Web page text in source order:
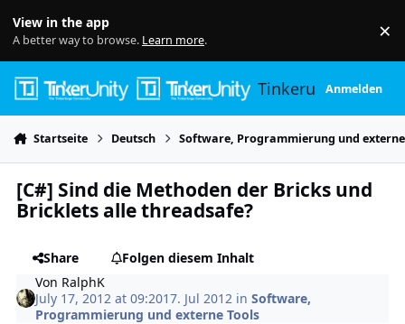
View in the app
A better way to browse. Learn more. ×
TinkerunityAnmelden
Startseite Deutsch Software, Programmierung und
[C#] Sind die Methoden der Bricks und
Bricklets alle threadsafe?
Share
Folgen diesem Inhalt
Von RalphK
July 17, 2012 at 09:2017. Jul 2012 inSoftware,
Programmierung und externe Tools